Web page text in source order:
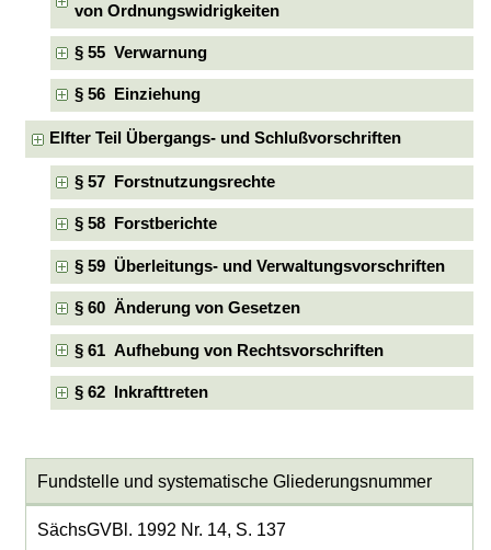
von Ordnungswidrigkeiten
§ 55 Verwarnung
§ 56 Einziehung
Elfter Teil Übergangs- und Schlußvorschriften
§ 57 Forstnutzungsrechte
§ 58 Forstberichte
§ 59 Überleitungs- und Verwaltungsvorschriften
§ 60 Änderung von Gesetzen
§ 61 Aufhebung von Rechtsvorschriften
§ 62 Inkrafttreten
Fundstelle und systematische Gliederungsnummer
SächsGVBl. 1992 Nr. 14, S. 137